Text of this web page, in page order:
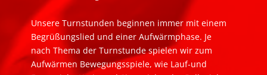
Unsere Turnstunden beginnen immer mit einem
Begrüßungslied und einer Aufwärmphase. Je
nach Thema der Turnstunde spielen wir zum
Aufwärmen Bewegungsspiele, wie Lauf-und